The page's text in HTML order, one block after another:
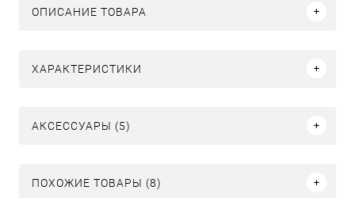
ОПИСАНИЕ ТОВАРА
ХАРАКТЕРИСТИКИ
АКСЕССУАРЫ (5)
ПОХОЖИЕ ТОВАРЫ (8)